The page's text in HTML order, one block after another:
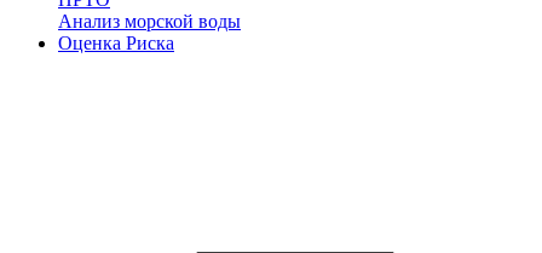
Анализ морской воды
Оценка Риска